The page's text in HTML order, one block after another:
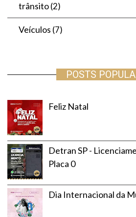
trânsito(2)
Veículos (7)
POSTS
Feliz Natal
Detran SP -
Placa 0
Dia Internacional da